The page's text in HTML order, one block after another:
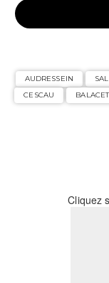
AUDRESSEIN
CESCAU
BALACET
Cliquez